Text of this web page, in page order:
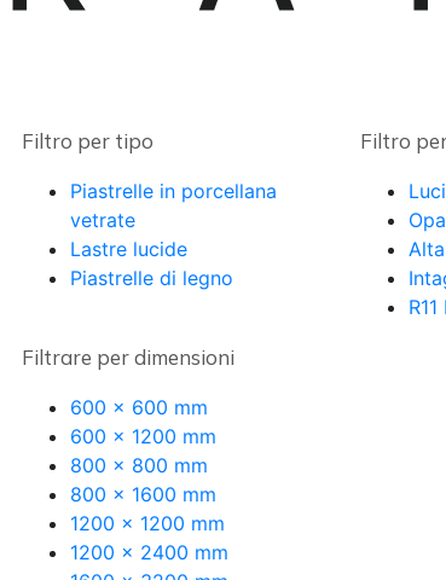
Filtro per tipo
Piastrelle in porcellana
vetrate
Lastre lucide
Piastrelle di legno
Filtro
Filtrare per dimensioni
600 x 600 mm
600 x 1200 mm
800 x 800 mm
800 x 1600 mm
1200 x 1200 mm
1200 x 2400 mm